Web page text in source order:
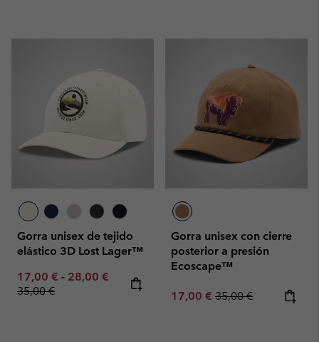
Gorra unisex de tejido
elástico 3D Lost Lager™
Minimum sale price:
17,00 € - Maximum sale price:
28,00 € Regular price:
35,00 €
Gorra unisex con cierre
posterior a presión
Ecoscape™
Sale price:
17,00 € Regular price:
35,00 €